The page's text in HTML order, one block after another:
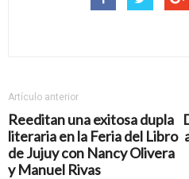
Artículo anterior
Reeditan una exitosa dupla
literaria en la Feria del Libro
de Jujuy con Nancy Olivera
y Manuel Rivas